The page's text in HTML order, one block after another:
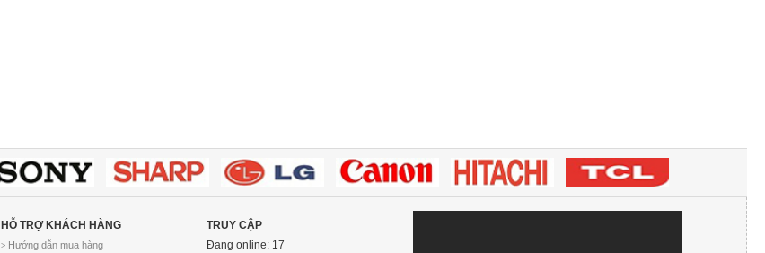
HỖ TRỢ KHÁCH HÀNG
> Hướng dẫn mua hàng
TRUY CẬP
Đang online: 17